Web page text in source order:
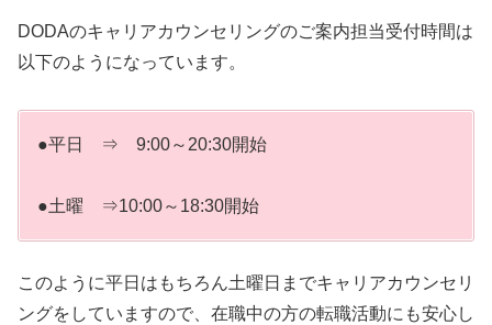
DODAのキャリアカウンセリングのご案内担当受付時間は
以下のようになっています。
●平日 ⇒ 9:00～20:30開始
●土曜 ⇒10:00～18:30開始
このように平日はもちろん土曜日までキャリアカウンセリ
ングをしていますので、在職中の方の転職活動にも安心し